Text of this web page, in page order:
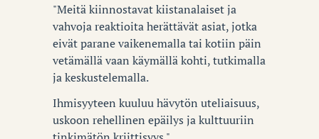
"Meitä kiinnostavat kiistanalaiset ja
vahvoja reaktioita herättävät asiat, jotka
eivät parane vaikenemalla tai kotiin päin
vetämällä vaan käymällä kohti, tutkimalla
ja keskustelemalla.
Ihmisyyteen kuuluu hävytön uteliaisuus,
uskoon rehellinen epäilys ja kulttuuriin